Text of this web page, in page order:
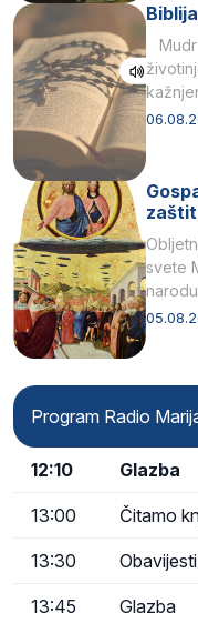
Mudr
svete
naziv,
Program Radio
12:10 Glazba
13:00 Čitamo
13:30
13:45 Glazba